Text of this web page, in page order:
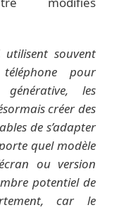
souvent
pour
les
créer des
de s’adapter
quel modèle
ou version
potentiel de
car le